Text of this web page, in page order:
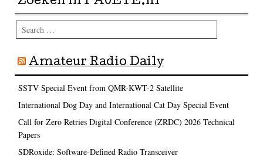
Search
Amateur Radio Daily
SSTV Special Event from QMR-KWT-2 Satellite
International Dog Day and International Cat Day Special Event
Call for Zero Retries Digital Conference (ZRDC) 2026 Technical
Papers
SDRoxide: Software-Defined Radio Transceiver